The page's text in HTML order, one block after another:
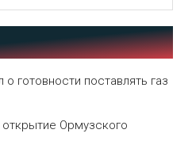
готовности поставлять газ
Ормузского